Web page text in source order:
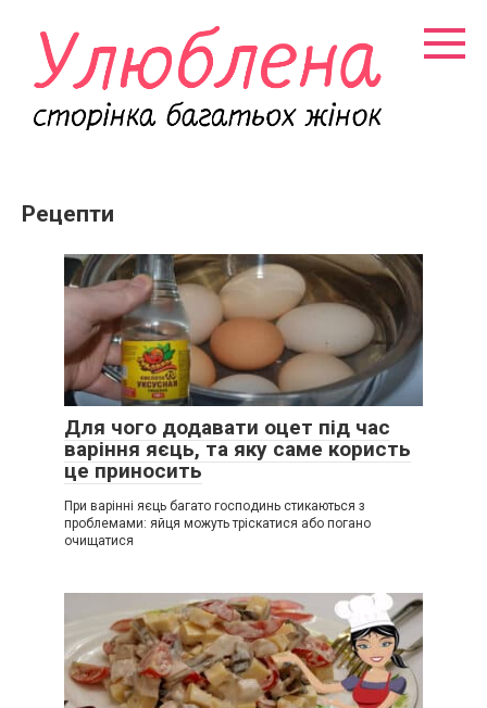
контенту
Рецепти
Для чого додавати оцет під час
варіння яєць, та яку саме користь
це приносить
При варінні яєць багато господинь стикаються з
проблемами: яйця можуть тріскатися або погано
очищатися